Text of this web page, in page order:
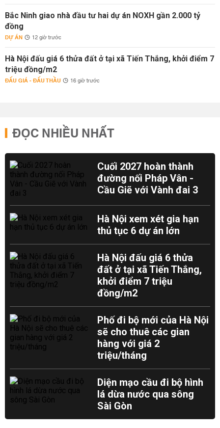
Bắc Ninh giao nhà đầu tư hai dự án NOXH gần 2.000 tỷ
đồng
DỰ ÁN 12 giờ trước
Hà Nội đấu giá 6 thửa đất ở tại xã Tiến Thắng, khởi điểm 7
triệu đồng/m2
ĐẤU GIÁ - ĐẤU THẦU 16 giờ trước
ĐỌC NHIỀU NHẤT
Cuối 2027 hoàn thành
đường nối Pháp Vân -
Cầu Giẽ với Vành đai 3
Hà Nội xem xét gia hạn
thủ tục 6 dự án lớn
Hà Nội đấu giá 6 thửa
đất ở tại xã Tiến Thắng,
khởi điểm 7 triệu
đồng/m2
Phố đi bộ mới của Hà Nội
sẽ cho thuê các gian
hàng với giá 2
triệu/tháng
Diện mạo cầu đi bộ hình
lá dừa nước qua sông
Sài Gòn